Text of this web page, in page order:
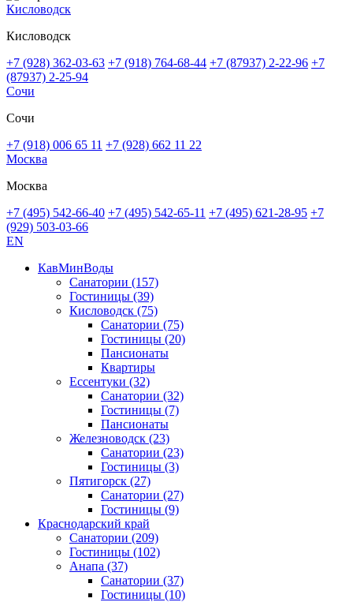
Кисловодск
Кисловодск
+7 (928) 362-03-63 +7 (918) 764-68-44 +7 (87937) 2-22-96 +7
(87937) 2-25-94
Сочи
Сочи
+7 (918) 006 65 11 +7 (928) 662 11 22
Москва
Москва
+7 (495) 542-66-40 +7 (495) 542-65-11 +7 (495) 621-28-95 +7
(929) 503-03-66
EN
КавМинВоды
Санатории (157)
Гостиницы (39)
Кисловодск (75)
Санатории (75)
Гостиницы (20)
Пансионаты
Квартиры
Ессентуки (32)
Санатории (32)
Гостиницы (7)
Пансионаты
Железноводск (23)
Санатории (23)
Гостиницы (3)
Пятигорск (27)
Санатории (27)
Гостиницы (9)
Краснодарский край
Санатории (209)
Гостиницы (102)
Анапа (37)
Санатории (37)
Гостиницы (10)